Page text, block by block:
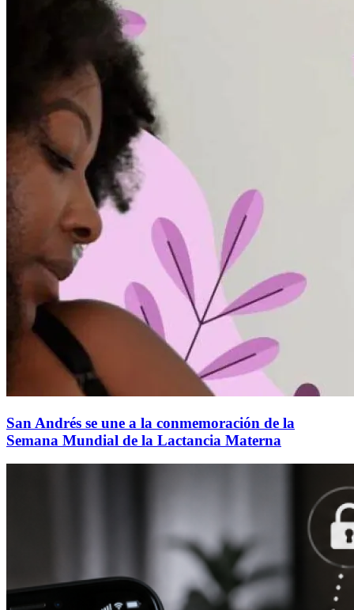
San Andrés se une a la conmemoración de la
Semana Mundial de la Lactancia Materna